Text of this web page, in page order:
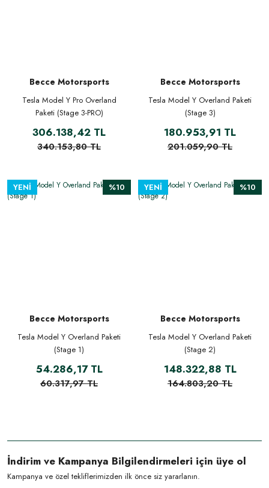
Becce Motorsports
Tesla Model Y Pro Overland
Paketi (Stage 3-PRO)
306.138,42 TL
340.153,80 TL
Becce Motorsports
Tesla Model Y Overland Paketi
(Stage 3)
180.953,91 TL
201.059,90 TL
%10
YENİ
Becce Motorsports
Tesla Model Y Overland Paketi
(Stage 1)
54.286,17 TL
60.317,97 TL
%10
YENİ
Becce Motorsports
Tesla Model Y Overland Paketi
(Stage 2)
148.322,88 TL
164.803,20 TL
İndirim ve Kampanya Bilgilendirmeleri için üye ol
Kampanya ve özel tekliflerimizden ilk önce siz yararlanın.